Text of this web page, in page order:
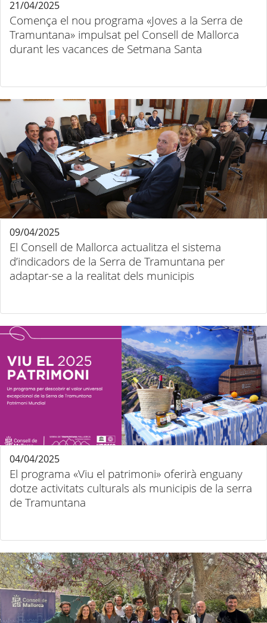
Comença el nou programa «Joves a la Serra de
Tramuntana» impulsat pel Consell de Mallorca
durant les vacances de Setmana Santa
21/04/2025
El Consell de Mallorca actualitza el sistema
d’indicadors de la Serra de Tramuntana per
adaptar-se a la realitat dels municipis
09/04/2025
El programa «Viu el patrimoni» oferirà enguany
dotze activitats culturals als municipis de la serra
de Tramuntana
04/04/2025